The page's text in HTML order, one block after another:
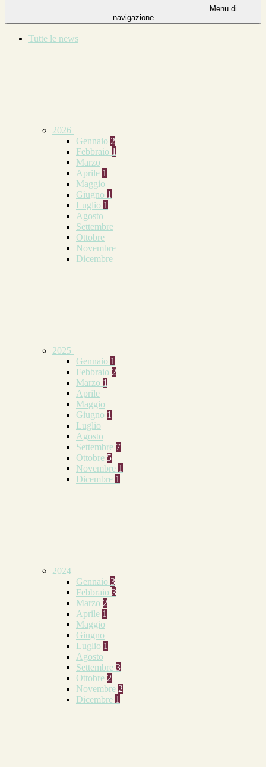
Menu di
navigazione
Tutte le news
2026
Gennaio 2
Febbraio 1
Marzo
Aprile 1
Maggio
Giugno 1
Luglio 1
Agosto
Settembre
Ottobre
Novembre
Dicembre
2025
Gennaio 1
Febbraio 2
Marzo 1
Aprile
Maggio
Giugno 1
Luglio
Agosto
Settembre 7
Ottobre 5
Novembre 1
Dicembre 1
2024
Gennaio 3
Febbraio 3
Marzo 2
Aprile 1
Maggio
Giugno
Luglio 1
Agosto
Settembre 3
Ottobre 2
Novembre 2
Dicembre 1